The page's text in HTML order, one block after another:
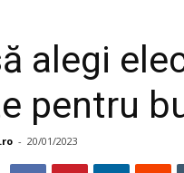
alegi
pentru
- 20/01/2023